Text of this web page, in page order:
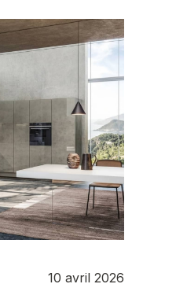
10 avril 2026